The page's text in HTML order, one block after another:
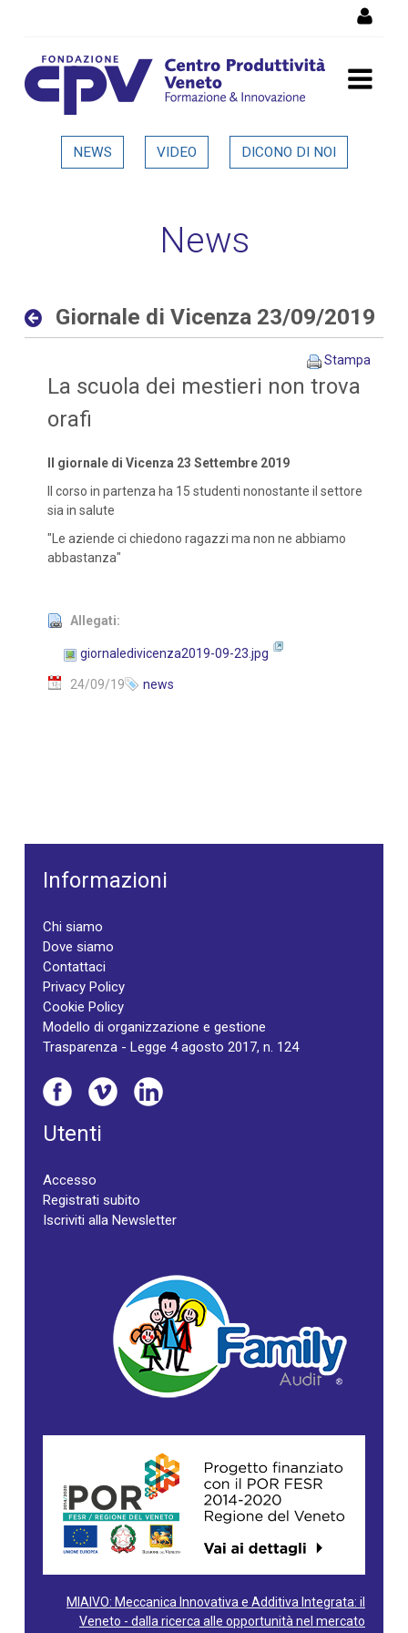
Giornale di Vicenza
NEWS VIDEO DICONO DI NOI
News
Giornale di Vicenza 23/09/2019
Stampa
La scuola dei mestieri non trova
orafi
Il giornale di Vicenza 23 Settembre 2019
Il corso in partenza ha 15 studenti nonostante il settore
sia in salute
"Le aziende ci chiedono ragazzi ma non ne abbiamo
abbastanza"
Allegati:
giornaledivicenza2019-09-23.jpg
24/09/19 news
Informazioni
Chi siamo
Dove siamo
Contattaci
Privacy Policy
Cookie Policy
Modello di organizzazione e gestione
Trasparenza - Legge 4 agosto 2017, n. 124
Utenti
Accesso
Registrati subito
Iscriviti alla Newsletter
MIAIVO: Meccanica Innovativa e Additiva Integrata: il
Veneto - dalla ricerca alle opportunità nel mercato